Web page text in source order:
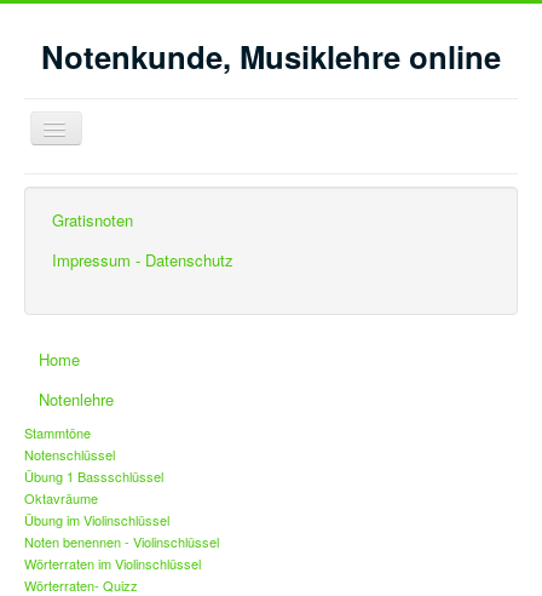
Notenkunde, Musiklehre online
Navigation
an/aus
Intervalle feinbestimmen im Bass- C-Dur
Gratisnoten
Impressum - Datenschutz
Home
Notenlehre
Stammtöne
Notenschlüssel
Übung 1 Bassschlüssel
Oktavräume
Übung im Violinschlüssel
Noten benennen - Violinschlüssel
Wörterraten im Violinschlüssel
Wörterraten- Quizz